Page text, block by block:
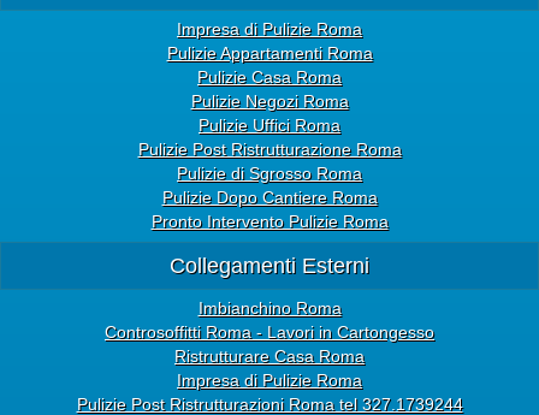
Impresa di Pulizie Roma
Pulizie Appartamenti Roma
Pulizie Casa Roma
Pulizie Negozi Roma
Pulizie Uffici Roma
Pulizie Post Ristrutturazione Roma
Pulizie di Sgrosso Roma
Pulizie Dopo Cantiere Roma
Pronto Intervento Pulizie Roma
Collegamenti Esterni
Imbianchino Roma
Controsoffitti Roma - Lavori in Cartongesso
Ristrutturare Casa Roma
Impresa di Pulizie Roma
Pulizie Post Ristrutturazioni Roma tel 327.1739244